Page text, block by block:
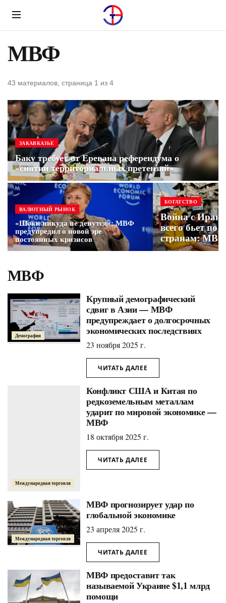
Menu
МВФ
43 материалов, страница 1 из 4
ЗАКАВКАЗЬЕ
Баку требует от Еревана референдума о
«снятии территориальных претензий»
ВАЛЮТНЫЙ РЫНОК
«Шоки никуда не денутся»: МВФ
предупредил о новой эре
постоянных кризисов
БОГАТСТВО
Война с
всего бьет по
странам: МВФ
МВФ
Демография
Крупный демографический
сдвиг в Азии — МВФ
предупреждает о долгосрочных
экономических последствиях
23 ноября 2025 г.
ЧИТАТЬ ДАЛЕЕ
Международная торговля
Конфликт США и Китая по
редкоземельным металлам
ударит по мировой экономике —
МВФ
18 октября 2025 г.
ЧИТАТЬ ДАЛЕЕ
Международная торговля
МВФ прогнозирует удар по
глобальной экономике
23 апреля 2025 г.
ЧИТАТЬ ДАЛЕЕ
МВФ предоставит так
называемой Украине $1,1 млрд
помощи